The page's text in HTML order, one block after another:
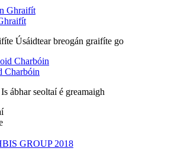
Úsáidtear breogán graifíte go
Charbóin
ábhar seoltaí é greamaigh
GROUP 2018